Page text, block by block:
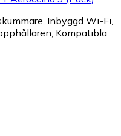
Inbyggd Wi-Fi,
Kompatibla